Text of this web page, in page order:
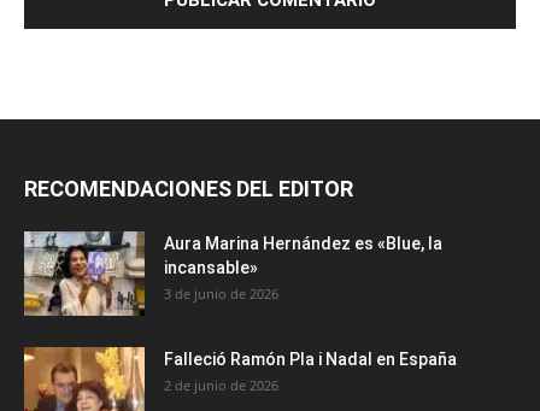
RECOMENDACIONES DEL EDITOR
Aura Marina Hernández es «Blue, la
incansable»
3 de junio de 2026
Falleció Ramón Pla i Nadal en España
2 de junio de 2026